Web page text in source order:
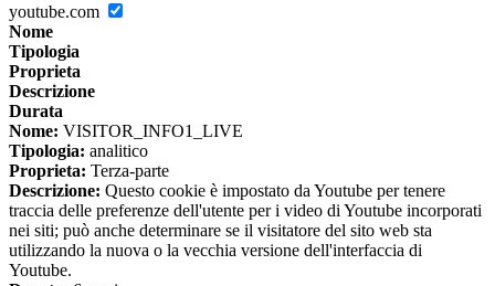
youtube.com
Nome
Tipologia
Proprieta
Descrizione
Durata
Nome: VISITOR_INFO1_LIVE
Tipologia: analitico
Proprieta: Terza-parte
Descrizione: Questo cookie è impostato da Youtube per tenere
traccia delle preferenze dell'utente per i video di Youtube incorporati
nei siti; può anche determinare se il visitatore del sito web sta
utilizzando la nuova o la vecchia versione dell'interfaccia di
Youtube.